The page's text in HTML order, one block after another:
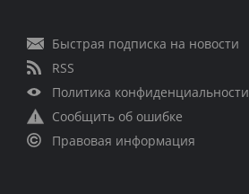
Быстрая подписка на новости
RSS
Политика конфиденциальности
Сообщить об ошибке
Правовая информация